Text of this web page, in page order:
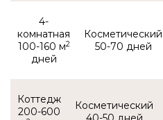
4-
комнатная
100-160 м2 50-70
Коттедж
200-600